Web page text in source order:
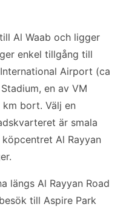
Al Waab och ligger
enkel tillgång till
Airport (ca
en av VM
bort. Välj en
är smala
Al Rayyan
längs Al Rayyan Road
till Aspire Park